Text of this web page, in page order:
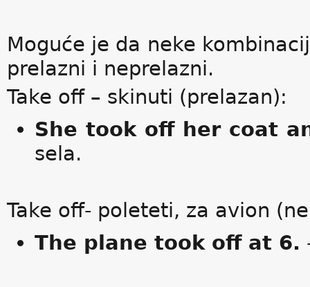
Moguće je da neke
prelazni i neprelazni.
Take off – skinuti (prelazan):
She took off her coat
sela.
Take off- poleteti, za avion
The plane took off at 6.